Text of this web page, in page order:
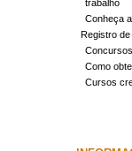
trabalho
Conheça
Registro
Concursos
Como
Cursos